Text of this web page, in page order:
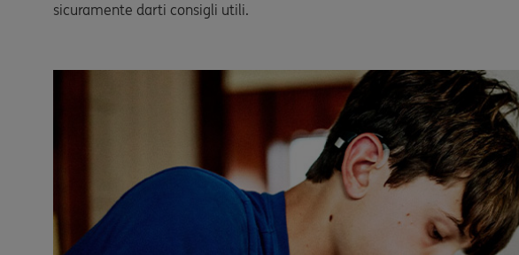
sicuramente darti consigli utili.